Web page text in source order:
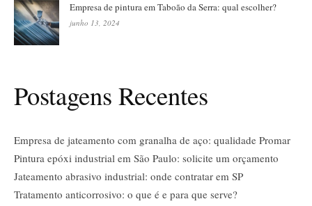
Empresa de pintura em Taboão da Serra: qual escolher?
junho 13, 2024
Postagens Recentes
Empresa de jateamento com granalha de aço: qualidade Promar
Pintura epóxi industrial em São Paulo: solicite um orçamento
Jateamento abrasivo industrial: onde contratar em SP
Tratamento anticorrosivo: o que é e para que serve?